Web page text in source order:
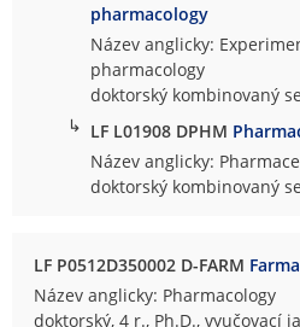
pharmacology
Název anglicky:
pharmacology
doktorský kombinovaný
↳ LF L01908 DPHM
Název anglicky:
doktorský kombinovaný
LF P0512D350002 D-FARM
Název anglicky: Pharmacology
doktorský, 4 r., Ph.D., vyučovací